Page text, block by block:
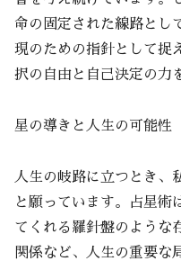
命の固定された線路とし
現のための指針として捉
択の自由と自己決定の力
星の導きと人生の可能性
人生の岐路に立つとき、
と願っています。占星術
てくれる羅針盤のような
関係など、人生の重要な